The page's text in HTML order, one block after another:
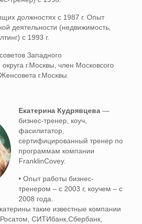
должностях с 1987 г. Опыт
деятельности (недвижимость,
с 1993 г.
Западного
г.Москвы, член Московсого
г.Москвы.
Екатерина Кудрявцева—
бизнес-тренер, коуч,
фасилитатор,
сертифицированный тренер по
программам компании
FranklinCovey.
• Опыт работы бизнес-
тренером – с 2003 г, коучем – с
2008 года.
такие известные компании
Росатом, СИТИбанк,Сбербанк,